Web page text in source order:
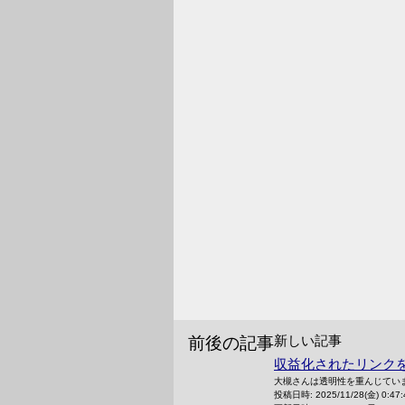
前後の記事新しい記事
収益化されたリンク
大槻さんは透明性を重んじてい
投稿日時: 2025/11/28(金)